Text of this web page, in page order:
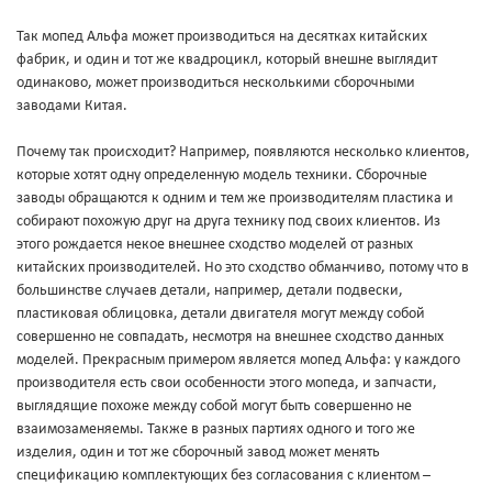
Так мопед Альфа может производиться на десятках китайских
фабрик, и один и тот же квадроцикл, который внешне выглядит
одинаково, может производиться несколькими сборочными
заводами Китая.
Почему так происходит? Например, появляются несколько клиентов,
которые хотят одну определенную модель техники. Сборочные
заводы обращаются к одним и тем же производителям пластика и
собирают похожую друг на друга технику под своих клиентов. Из
этого рождается некое внешнее сходство моделей от разных
китайских производителей. Но это сходство обманчиво, потому что в
большинстве случаев детали, например, детали подвески,
пластиковая облицовка, детали двигателя могут между собой
совершенно не совпадать, несмотря на внешнее сходство данных
моделей. Прекрасным примером является мопед Альфа: у каждого
производителя есть свои особенности этого мопеда, и запчасти,
выглядящие похоже между собой могут быть совершенно не
взаимозаменяемы. Также в разных партиях одного и того же
изделия, один и тот же сборочный завод может менять
спецификацию комплектующих без согласования с клиентом –